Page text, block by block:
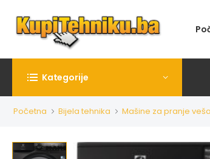
Kategorije
Početna Bijela tehnika Mašine za pranje veša